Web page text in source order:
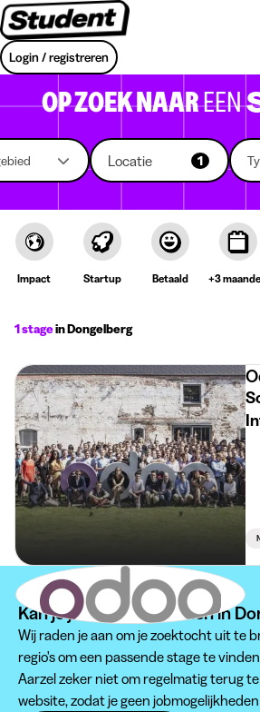
Login / registreren
OP ZOEK NAAREEN
Locatie 1
Impact Startup Betaald +3
1 stagein Dongelberg
Kan je je stage niet vinden in
Wij raden je aan om je zoektocht uit te
regio's om een passende stage te
Aarzel zeker niet om regelmatig terug
website, zodat je geen